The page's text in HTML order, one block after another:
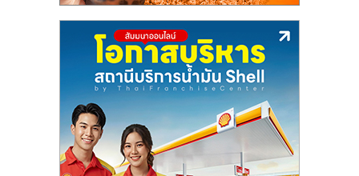
ไชส์,
รวม
แฟ